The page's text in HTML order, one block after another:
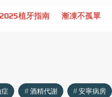
2025植牙指南 漸凍不孤單
酒精代謝 安寧病房